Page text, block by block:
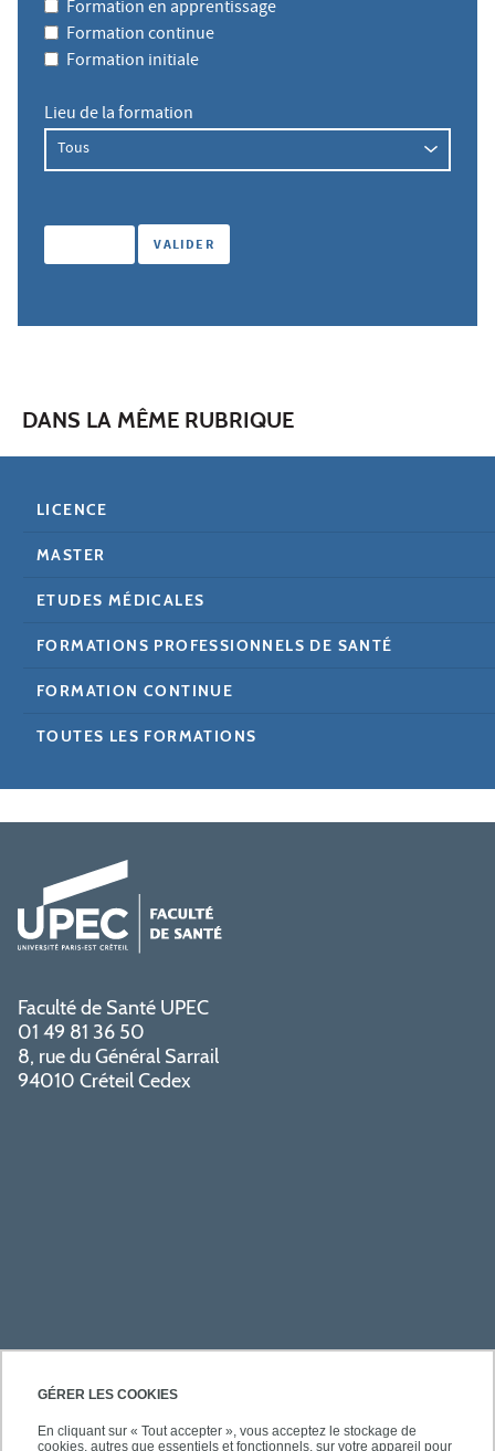
GÉRER LES COOKIES
En cliquant sur « Tout accepter », vous acceptez le stockage de
cookies, autres que essentiels et fonctionnels, sur votre appareil pour
Formation en apprentissage
Formation continue
Formation initiale
Lieu de la formation
DANS LA MÊME RUBRIQUE
LICENCE
MASTER
ETUDES MÉDICALES
FORMATIONS PROFESSIONNELS DE SANTÉ
FORMATION CONTINUE
TOUTES LES FORMATIONS
Faculté de Santé UPEC
01 49 81 36 50
8, rue du Général Sarrail
94010 Créteil Cedex
PRATIQUE